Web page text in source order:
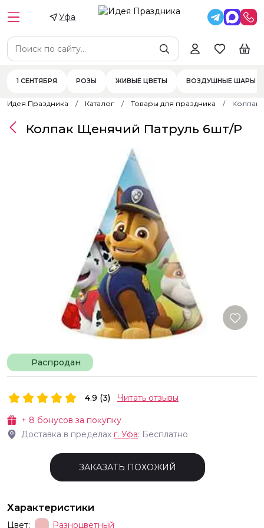
Уфа
1 СЕНТЯБРЯ РОЗЫ ЖИВЫЕ ЦВЕТЫ ВОЗДУШНЫЕ ШАРЫ
Идея Праздника Каталог Товары для праздника Колпак
Распродан
Колпак Щенячий Патруль 6шт/Р
+ 8 бонусов за покупку
Доставка в пределах г. Уфа: Бесплатно
4.9 (3) Читать отзывы
ЗАКАЗАТЬ ПОХОЖИЙ
Характеристики
Цвет: Разноцветный